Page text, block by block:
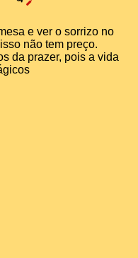
e ver o sorrizo no
não tem preço.
da prazer, pois a vida